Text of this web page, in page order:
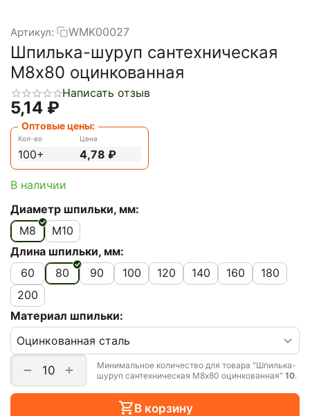
Артикул: WMK00027
Шпилька-шуруп сантехническая
М8х80 оцинкованная
Написать отзыв
5,14 ₽
Оптовые цены:
Кол-во
100+
Цена
4,78 ₽
В наличии
Диаметр шпильки, мм:
М8
M10
Длина шпильки, мм:
60
80 90 100 120 140 160
180
200
Материал шпильки:
+
−
Минимальное количество для товара "Шпилька-
шуруп сантехническая М8х80 оцинкованная" 10.
В корзину